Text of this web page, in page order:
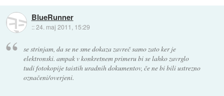
BlueRunner
::24. maj 2011, 15:29
se strinjam, da se ne sme dokaza zavreč samo zato ker je
elektronski. ampak v konkretnem primeru bi se lahko zavrglo
tudi fotokopije taistih uradnih dokumentov, če ne bi bili ustrezno
označeni/overjeni.